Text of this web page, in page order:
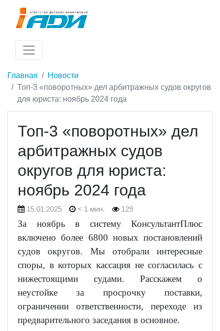
Главная
Новости
Топ-3 «поворотных» дел арбитражных судов округов
для юриста: ноябрь 2024 года
Топ-3 «поворотных» дел
арбитражных судов
округов для юриста:
ноябрь 2024 года
15.01.2025 < 1 мин. 129
За ноябрь в систему КонсультантПлюс
включено более 6800 новых постановлений
судов округов. Мы отобрали интересные
споры, в которых кассация не согласилась с
нижестоящими судами. Расскажем о
неустойке за просрочку поставки,
ограничении ответственности, переходе из
предварительного заседания в основное.